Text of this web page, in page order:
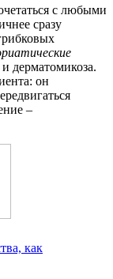
с любыми
сразу
дерматомикоза.
он
–
как